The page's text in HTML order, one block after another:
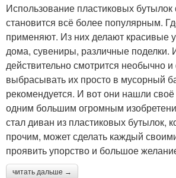
Использование пластиковых
становится всё более популярным.
применяют. Из них делают красивые
дома, сувениры, различные поделки.
действительно смотрится необычно
выбрасывать их просто в мусорный
рекомендуется. И вот они нашли
одним большим огромным
стал диван из пластиковых бутылок,
прочим, может сделать каждый
проявить упорство и большое
читать дальше →